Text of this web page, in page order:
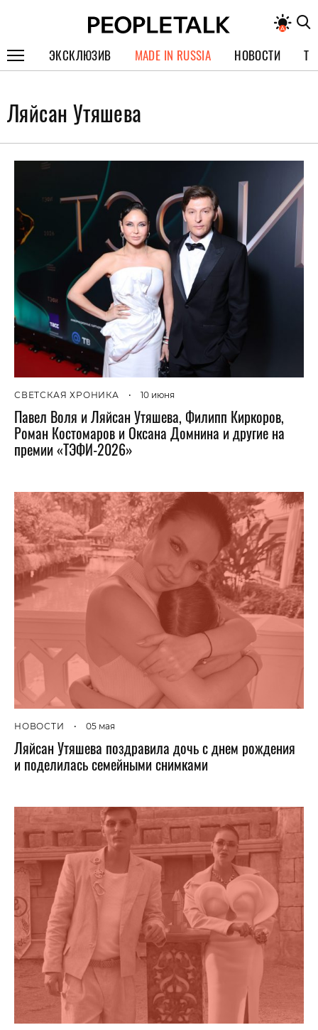
ЭКСКЛЮЗИВ
СПЕЦПРОЕКТЫ
ИНТЕРВЬЮ
ПОКОЛЕНИЕ
MADE IN RUSSIA НОВОСТИ
Ляйсан Утяшева
СВЕТСКАЯ ХРОНИКА • 10 июня
Павел Воля и Ляйсан Утяшева, Филипп Киркоров,
Роман Костомаров и Оксана Домнина и другие на
премии «ТЭФИ-2026»
НОВОСТИ • 05 мая
Ляйсан Утяшева поздравила дочь с днем рождения
и поделилась семейными снимками